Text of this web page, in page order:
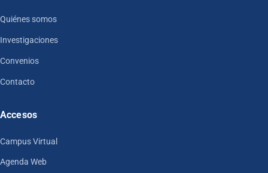
Quiénes somos
Investigaciones
Convenios
Contacto
Accesos
Campus Virtual
Agenda Web